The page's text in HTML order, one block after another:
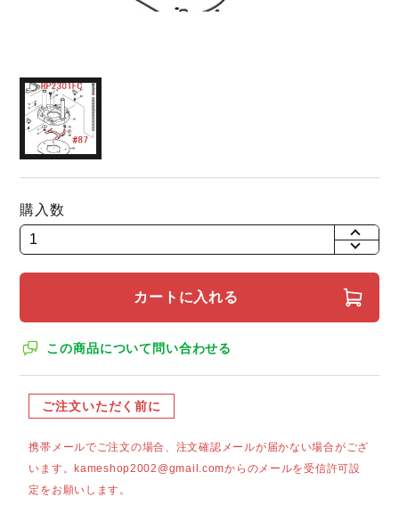
購入数
+
カートに入れる
この商品について問い合わせる
ご注文いただく前に
携帯メールでご注文の場合、注文確認メールが届かない場合がござ
います。kameshop2002@gmail.comからのメールを受信許可設
定をお願いします。